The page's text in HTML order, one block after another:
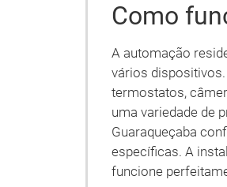
Como
A automação
vários
termostatos,
uma variedade de
Guaraqueçaba
específicas. A
funcione